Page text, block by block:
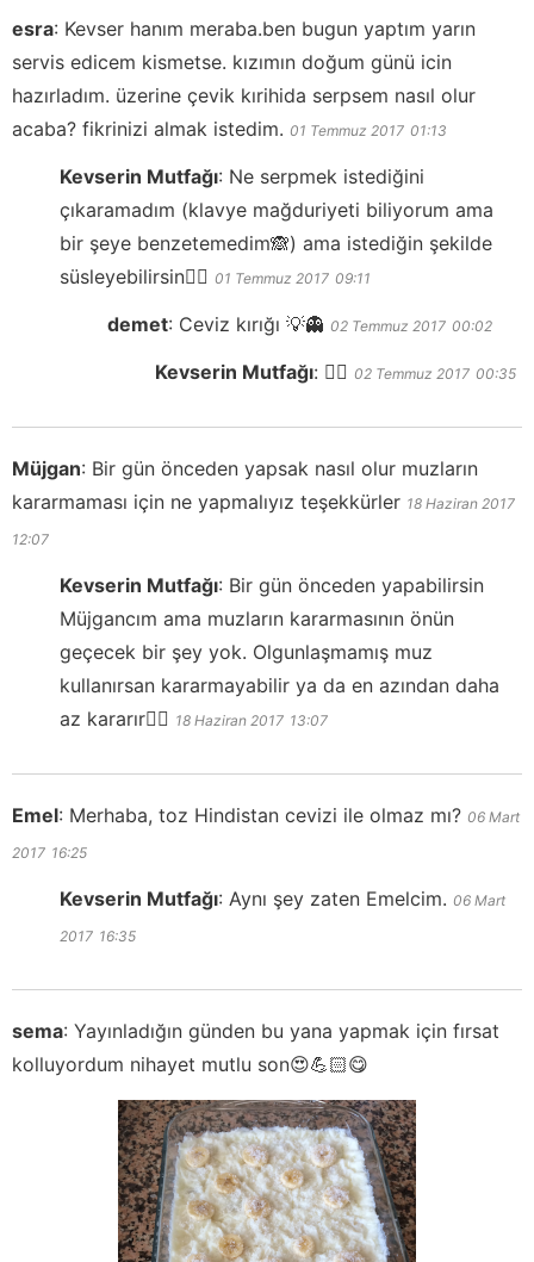
esra: Kevser hanım meraba.ben bugun yaptım yarın
servis edicem kismetse. kızımın doğum günü icin
hazırladım. üzerine çevik kırihida serpsem nasıl olur
acaba? fikrinizi almak istedim. 01 Temmuz 2017 01:13
Kevserin Mutfağı: Ne serpmek istediğini
çıkaramadım (klavye mağduriyeti biliyorum ama
bir şeye benzetemedim🙈) ama istediğin şekilde
süsleyebilirsin👍🏻 01 Temmuz 2017 09:11
demet: Ceviz kırığı 💡👻 02 Temmuz 2017 00:02
Kevserin Mutfağı: 👍🏻 02 Temmuz 2017 00:35
Müjgan: Bir gün önceden yapsak nasıl olur muzların
kararmaması için ne yapmalıyız teşekkürler 18 Haziran 2017
12:07
Kevserin Mutfağı: Bir gün önceden yapabilirsin
Müjgancım ama muzların kararmasının önün
geçecek bir şey yok. Olgunlaşmamış muz
kullanırsan kararmayabilir ya da en azından daha
az kararır👍🏻 18 Haziran 2017 13:07
Emel: Merhaba, toz Hindistan cevizi ile olmaz mı? 06 Mart
2017 16:25
Kevserin Mutfağı: Aynı şey zaten Emelcim. 06 Mart
2017 16:35
sema: Yayınladığın günden bu yana yapmak için fırsat
kolluyordum nihayet mutlu son😍💪🏻😋